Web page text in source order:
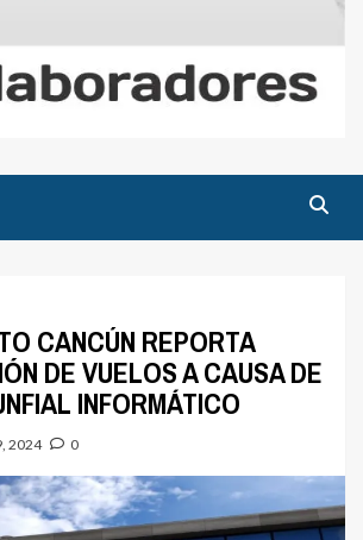
CANCÚN REPORTA
DE VUELOS A CAUSA DE
INFORMÁTICO
2024 0